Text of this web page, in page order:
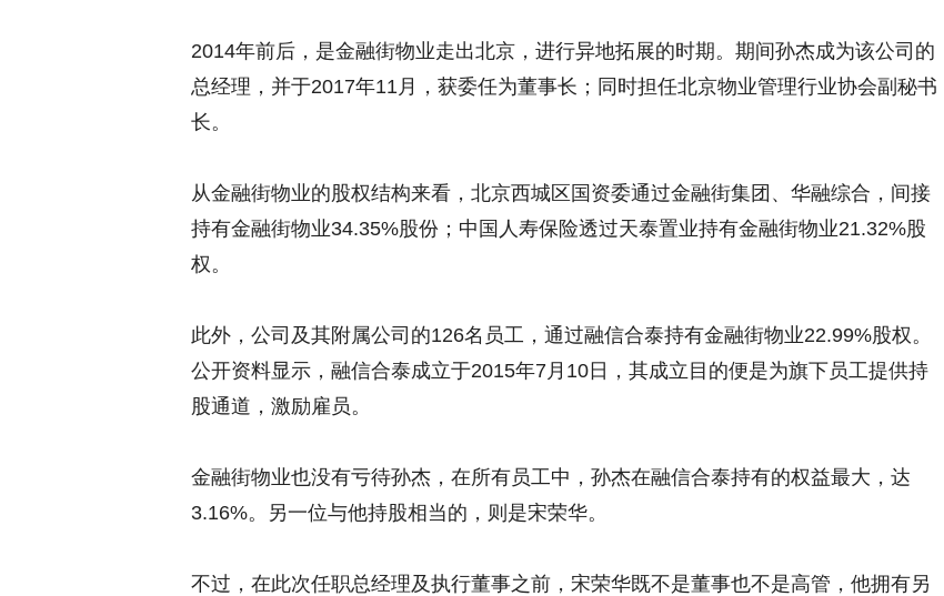
2014年前后，是金融街物业走出北京，进行异地拓展的时期。期间孙杰成为该公司的
总经理，并于2017年11月，获委任为董事长；同时担任北京物业管理行业协会副秘书
长。
从金融街物业的股权结构来看，北京西城区国资委通过金融街集团、华融综合，间接
持有金融街物业34.35%股份；中国人寿保险透过天泰置业持有金融街物业21.32%股
权。
此外，公司及其附属公司的126名员工，通过融信合泰持有金融街物业22.99%股权。
公开资料显示，融信合泰成立于2015年7月10日，其成立目的便是为旗下员工提供持
股通道，激励雇员。
金融街物业也没有亏待孙杰，在所有员工中，孙杰在融信合泰持有的权益最大，达
3.16%。另一位与他持股相当的，则是宋荣华。
不过，在此次任职总经理及执行董事之前，宋荣华既不是董事也不是高管，他拥有另